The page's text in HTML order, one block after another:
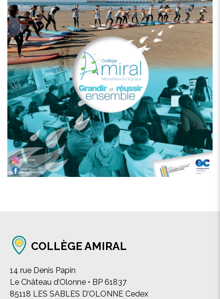
COLLÈGE AMIRAL
14 rue Denis Papin
Le Château d’Olonne • BP 61837
85118 LES SABLES D’OLONNE Cedex